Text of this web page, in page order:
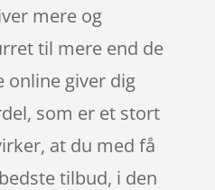
mere og
til mere end de
online giver dig
som er et stort
at du med få
tilbud, i den